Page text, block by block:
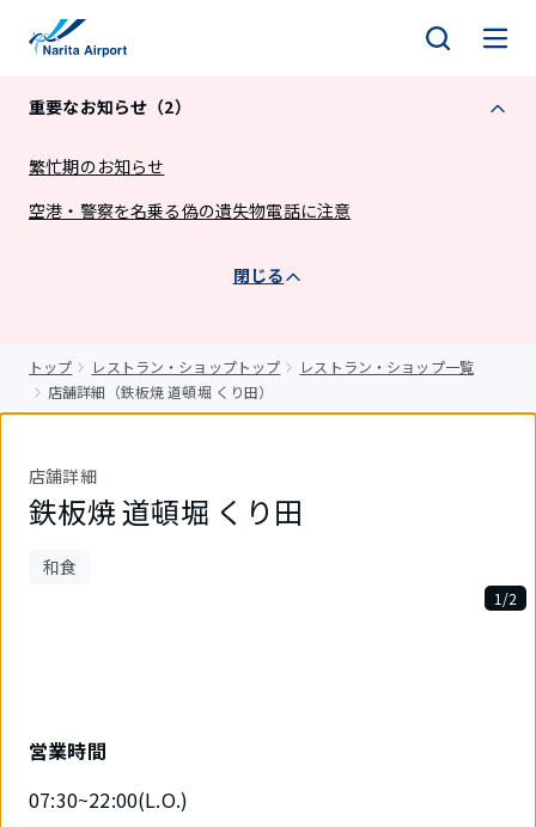
重要なお知らせ（2）
繁忙期のお知らせ
空港・警察を名乗る偽の遺失物電話に注意
閉じる
トップ レストラン・ショップトップ
レストラン・ショップ一覧
店舗詳細（鉄板焼 道頓堀 くり田）
店舗詳細
鉄板焼 道頓堀 くり田
和食
1/2
営業時間
07:30~22:00(L.O.)